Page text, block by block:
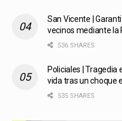
San Vicente |
vecinos mediante la
536 SHARES
Policiales | Tragedia
vida tras un choque
535 SHARES